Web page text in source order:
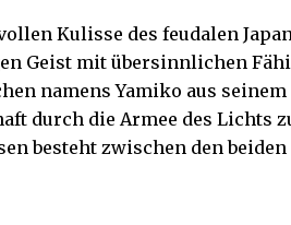
Kulisse des feudalen
Geist mit übersinnlichen
namens Yamiko aus
durch die Armee des Lichts
besteht zwischen den